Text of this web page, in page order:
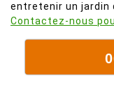
entretenir un jardin
Contactez-nous